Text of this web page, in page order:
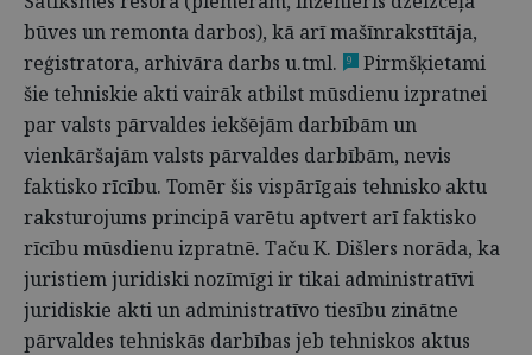
būves un remonta darbos), kā arī mašīnrakstītāja,
reģistratora, arhivāra darbs u.tml.
9
Pirmšķietami
šie tehniskie akti vairāk atbilst mūsdienu izpratnei
par valsts pārvaldes iekšējām darbībām un
vienkāršajām valsts pārvaldes darbībām, nevis
faktisko rīcību. Tomēr šis vispārīgais tehnisko aktu
raksturojums principā varētu aptvert arī faktisko
rīcību mūsdienu izpratnē. Taču K. Dišlers norāda, ka
juristiem juridiski nozīmīgi ir tikai administratīvi
juridiskie akti un administratīvo tiesību zinātne
pārvaldes tehniskās darbības jeb tehniskos aktus